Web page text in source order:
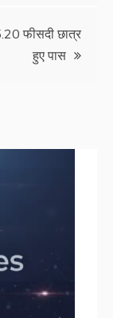
फीसदी छात्र
हुए पास